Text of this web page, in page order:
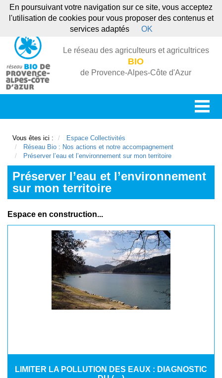
Le réseau des agriculteurs et agricultrices
BIO
de Provence-Alpes-Côte d'Azur
Vous êtes ici :
Espace Collectivités
Réseau Bio : Nos actions et notre accompagnement
Préserver l’eau et l’environnement sur mon territoire
Préserver l’eau et l’environnement
sur mon territoire
Espace en construction...
LIMITER LA POLLUTION DES EAUX : DIAGNOSTIC
En poursuivant votre navigation sur ce site, vous acceptez
l'utilisation de cookies pour vous proposer des contenus et
services adaptés
OK